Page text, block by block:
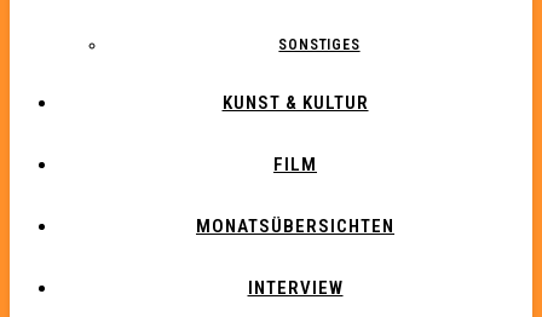
SONSTIGES
KUNST & KULTUR
FILM
MONATSÜBERSICHTEN
INTERVIEW